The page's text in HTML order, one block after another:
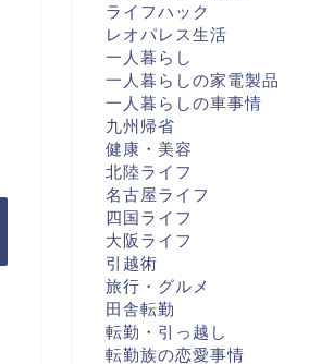
ライフハック
レオパレス生活
一人暮らし
一人暮らしの家電製品
一人暮らしの車事情
九州帰省
健康・美容
北陸ライフ
名古屋ライフ
四国ライフ
大阪ライフ
引越術
旅行・グルメ
田舎転勤
転勤・引っ越し
転勤族の恋愛事情